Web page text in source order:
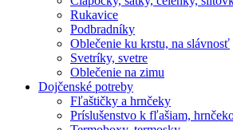
Rukavice
Podbradníky
Oblečenie ku krstu, na slávnosť
Svetríky, svetre
Oblečenie na zimu
Dojčenské potreby
Fľaštičky a hrnčeky
Príslušenstvo k fľašiam,